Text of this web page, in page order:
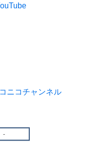
ニコチャンネル
-